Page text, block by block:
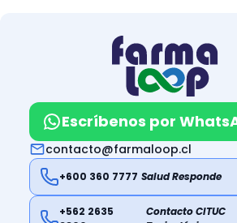
Escríbenos por
contacto@farmaloop.cl
+600 360 7777 Salud Responde
+562 2635
Contacto CITUC